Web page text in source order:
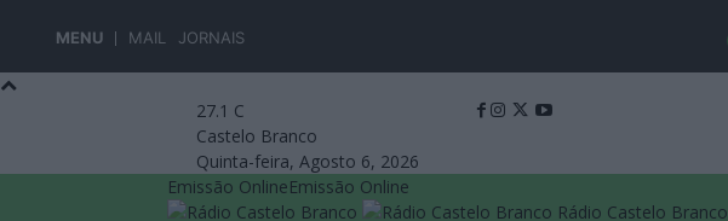
MENU MAIL JORNAIS
27.1 C
Castelo Branco
Quinta-feira, Agosto 6, 2026
Emissão OnlineEmissão Online
Rádio Castelo Branco